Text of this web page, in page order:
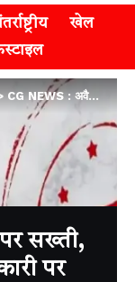
खेल
CG NEWS : अवैध शराब पर सख्ती, लापरवाही बरतने वाले अधिकारी पर गिरी गाज
सख्ती,
पर